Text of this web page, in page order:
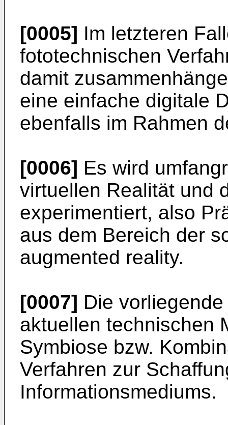
[0005] Im letzteren
fototechnischen
damit
eine einfache digitale
ebenfalls im Rahmen
[0006] Es wird
virtuellen Realität und
experimentiert, also
aus dem Bereich der
augmented reality.
[0007] Die
aktuellen technischen
Symbiose bzw.
Verfahren zur
Informationsmediums.